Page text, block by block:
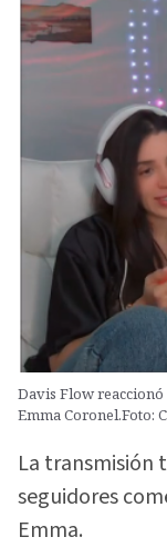
Davis Flow
Emma Coronel.Foto:
La
seguidores
Emma.